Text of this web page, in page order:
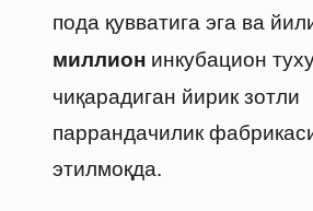
пода қувватига эга ва
миллион инкубацион
чиқарадиган йирик зотли
паррандачилик
этилмоқда.